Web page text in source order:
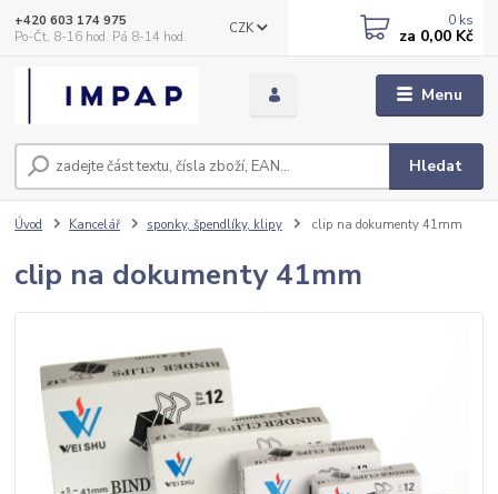
Menu
CZK
Hledat
+420 603 174 975
Po-Čt, 8-16 hod. Pá 8-14 hod.
0 ks
za 0,00 Kč
Úvod Kancelář sponky, špendlíky, klipy clip na dokumenty 41mm
clip na dokumenty 41mm